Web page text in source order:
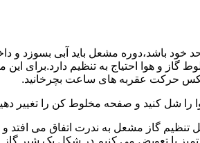
و هوا احتیاج به تنظیم دارد.برای
حرکت عقربه های ساعت بچرخانید.
را شل کنید و صفحه مخلوط کن را
گاز مشعل به ندرت اتفاق می